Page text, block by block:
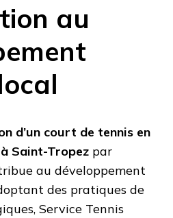
au
d’un court de tennis en
Saint-Tropez par
au développement
des pratiques de
Service Tennis